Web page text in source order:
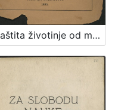
Zaštita životinje od mučenja : prinos za osnovanje družtva u Zagrebu / sastavio Gj. Stj. Dežalić